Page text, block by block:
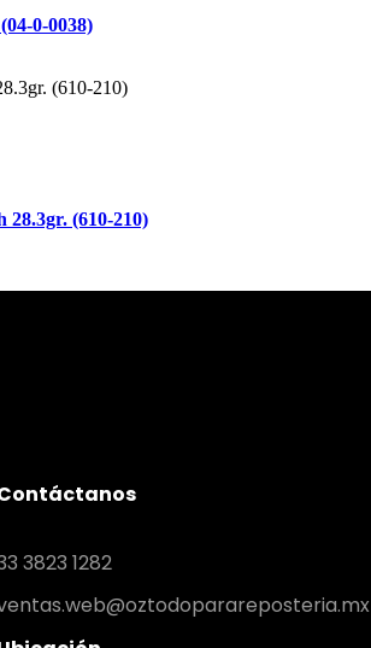
0-0038)
28.3gr. (610-210)
3823 1282